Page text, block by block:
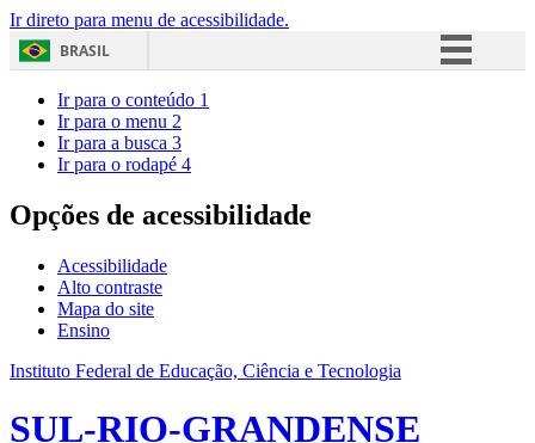
Ir direto para menu de acessibilidade.
BRASIL
Acesso à informação
Ir para o conteúdo 1
Ir para o menu 2
Ir para a busca 3
Ir para o rodapé 4
Opções de acessibilidade
Acessibilidade
Alto contraste
Mapa do site
Ensino
Instituto Federal de Educação, Ciência e Tecnologia
SUL-RIO-GRANDENSE